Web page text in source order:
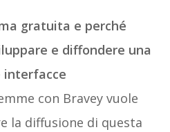
gratuita e perché
e diffondere una
con Bravey vuole
la diffusione di questa